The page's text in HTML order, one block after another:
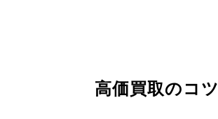
高価買取のコツ